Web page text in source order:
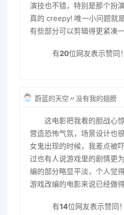
演技也不错，特别是那个扮
真的 creepy! 唯一小问题就
有些部分可以剪辑得更紧凑一
有20位网友表示赞同！
蔚蓝的天空〃没有我的翅膀
这电影把我看的胆战心
营造恐怖气氛，场景设计也
女鬼出现的时候，我差点被
过也有人说游戏里的剧情更
编的部分略显平淡，个人觉
游戏改编的电影来说已经做
有14位网友表示赞同！